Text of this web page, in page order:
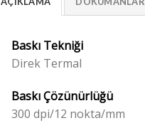
Baskı Tekniği
Direk Termal
BaskıÇözünürlüğü
300 dpi/12 nokta/mm